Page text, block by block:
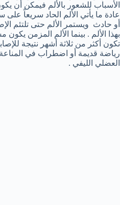
الأسباب للشعور بالألم فيمكن أن
عادة ما يأتي الألم الحاد سريعاً على
أو حادث ويستمر الألم حتى تلتئم
بهذا الألم . بينما الألم المزمن
تكون أكثر من ثلاثة أشهر نتيجة
رياضة قديمة أو اضطراب في المناعة
العضلي الليفي .